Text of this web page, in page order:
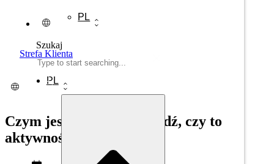
PL
Szukaj
Strefa Klienta
PL
Czym jest pilates? Sprawdź, czy to
aktywność dla Ciebie.